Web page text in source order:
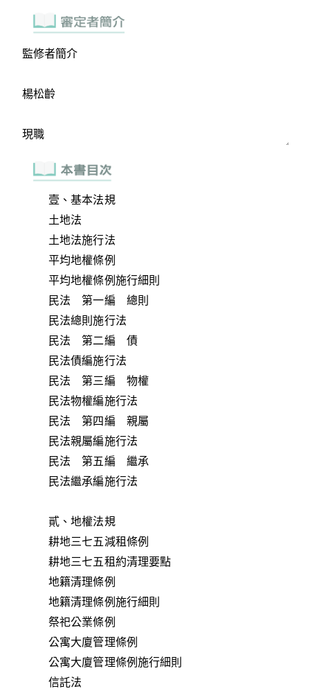
壹、基本法規
土地法
土地法施行法
平均地權條例
平均地權條例施行細則
民法 第一編 總則
民法總則施行法
民法 第二編 債
民法債編施行法
民法 第三編 物權
民法物權編施行法
民法 第四編 親屬
民法親屬編施行法
民法 第五編 繼承
民法繼承編施行法
貳、地權法規
耕地三七五減租條例
耕地三七五租約清理要點
地籍清理條例
地籍清理條例施行細則
祭祀公業條例
公寓大廈管理條例
公寓大廈管理條例施行細則
信託法